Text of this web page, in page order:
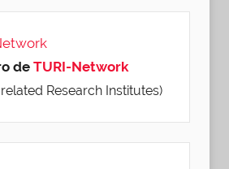
deTURI-Network
Research Institutes)